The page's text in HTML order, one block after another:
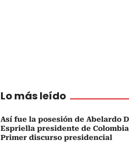
Lo más leído
Así fue la posesión de Abelardo
Espriella presidente de
Primer discurso presidencial